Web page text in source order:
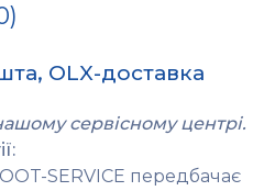
OLX-доставка
сервісному центрі.
SERVICE передбачає